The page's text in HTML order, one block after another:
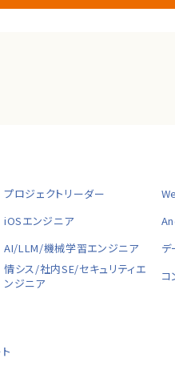
プロジェクトリーダー
iOSエンジニア
AI/LLM/機械学習エンジニア
デ
情シス/社内SE/セキュリティエ
ンジニア
コ